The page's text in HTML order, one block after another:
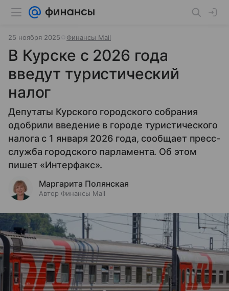
25 ноября 2025 Финансы Mail
В Курске с 2026 года
введут туристический
налог
Депутаты Курского городского собрания
одобрили введение в городе туристического
налога с 1 января 2026 года, сообщает пресс-
служба городского парламента. Об этом
пишет «Интерфакс».
Маргарита Полянская
Автор Финансы Mail